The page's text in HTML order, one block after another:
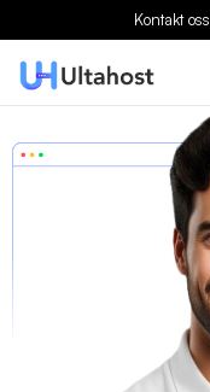
Kontakt oss